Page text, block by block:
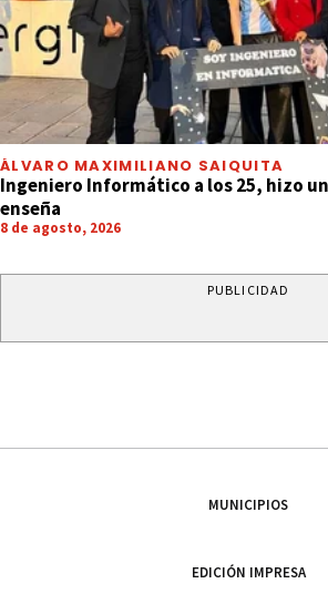
ÁLVARO MAXIMILIANO SAIQUITA
Ingeniero Informático a los 25, hizo
enseña
8 de agosto, 2026
PUBLICIDAD
MUNICIPIOS
EDICIÓN IMPRESA